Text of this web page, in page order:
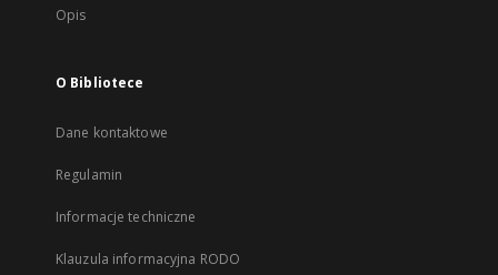
Opis
O Bibliotece
Dane kontaktowe
Regulamin
Informacje techniczne
Klauzula informacyjna RODO